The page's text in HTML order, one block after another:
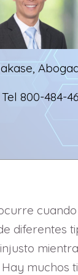
800-484-
diferentes
muchos